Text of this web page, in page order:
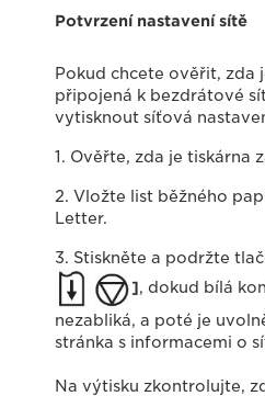
Potvrzení nastavení sítě
Pokud chcete ověřit, zda
připojená k bezdrátové
vytisknout síťová
1. Ověřte, zda je tiskárna
2. Vložte list běžného
Letter.
3. Stiskněte a podržte
], dokud bílá
nezabliká, a poté je
stránka s informacemi o
Na výtisku zkontrolujte,